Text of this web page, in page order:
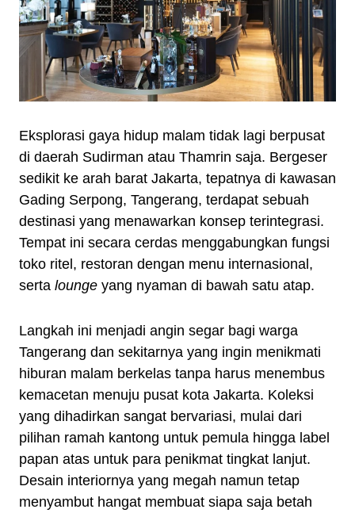
Eksplorasi gaya hidup malam tidak lagi berpusat
di daerah Sudirman atau Thamrin saja. Bergeser
sedikit ke arah barat Jakarta, tepatnya di kawasan
Gading Serpong, Tangerang, terdapat sebuah
destinasi yang menawarkan konsep terintegrasi.
Tempat ini secara cerdas menggabungkan fungsi
toko ritel, restoran dengan menu internasional,
serta lounge yang nyaman di bawah satu atap.
Langkah ini menjadi angin segar bagi warga
Tangerang dan sekitarnya yang ingin menikmati
hiburan malam berkelas tanpa harus menembus
kemacetan menuju pusat kota Jakarta. Koleksi
yang dihadirkan sangat bervariasi, mulai dari
pilihan ramah kantong untuk pemula hingga label
papan atas untuk para penikmat tingkat lanjut.
Desain interiornya yang megah namun tetap
menyambut hangat membuat siapa saja betah